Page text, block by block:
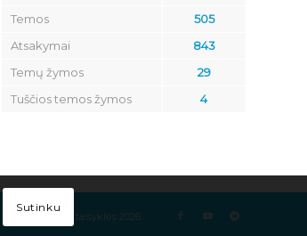
Temos
505
Atsakymai
843
Temų žymos
29
Tuščios temos žymos
4
Kelių eismo taisyklės 2026
Sutinku